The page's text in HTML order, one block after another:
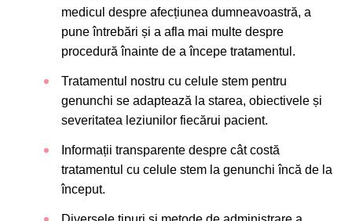
medicul despre afecțiunea dumneavoastră, a
pune întrebări și a afla mai multe despre
procedură înainte de a începe tratamentul.
Tratamentul nostru cu celule stem pentru
genunchi se adaptează la starea, obiectivele și
severitatea leziunilor fiecărui pacient.
Informații transparente despre cât costă
tratamentul cu celule stem la genunchi încă de la
început.